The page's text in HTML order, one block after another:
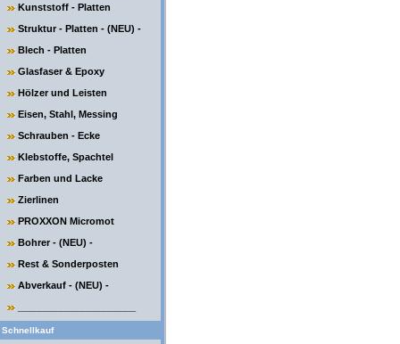
Kunststoff - Platten
Struktur - Platten - (NEU) -
Blech - Platten
Glasfaser & Epoxy
Hölzer und Leisten
Eisen, Stahl, Messing
Schrauben - Ecke
Klebstoffe, Spachtel
Farben und Lacke
Zierlinen
PROXXON Micromot
Bohrer - (NEU) -
Rest & Sonderposten
Abverkauf - (NEU) -
Schnellkauf